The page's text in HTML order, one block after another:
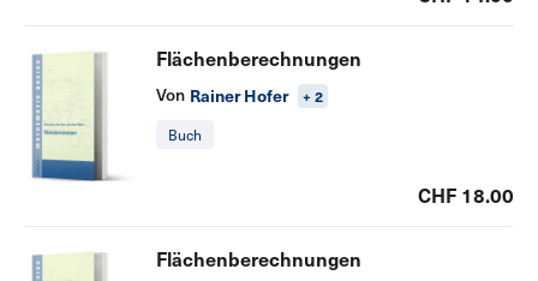
Flächenberechnungen
Von Rainer Hofer
+ 2
Buch
CHF 18.00
Flächenberechnungen